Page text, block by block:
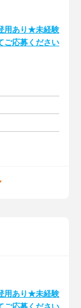
用あり★未経験
ご応募ください
用あり★未経験